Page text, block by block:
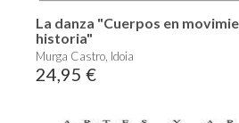
La danza "Cuerpos en
historia"
Murga Castro, Idoia
24,95 €